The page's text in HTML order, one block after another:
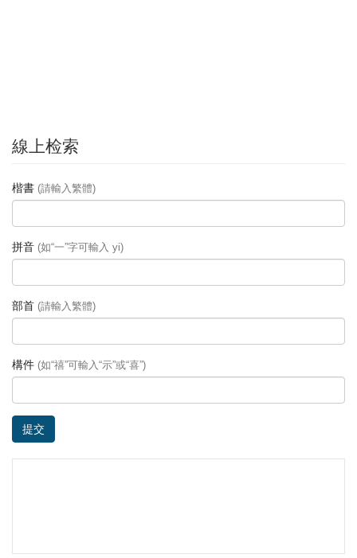
線上检索
楷書 (請輸入繁體)
拼音 (如“一”字可輸入 yi)
部首 (請輸入繁體)
構件 (如“禧”可輸入“示”或“喜”)
提交